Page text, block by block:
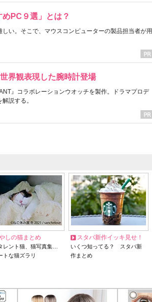
PC９選」とは？
い。そこで、マウスコンピューターの製品担当者が用
界観表現した腕時計登場
』コラボレーションウオッチを製作。ドラマプロデ
説する。
しの猫まとめ
レント猫、猫写真集…
トな猫ズラリ
スタバ新作イッキ見せ！
いくつ知ってる？ スタバ新
作まとめ